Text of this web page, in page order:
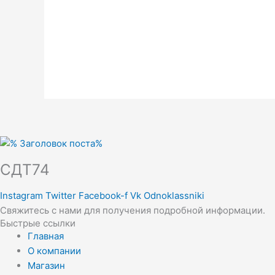
СДТ74
Instagram Twitter Facebook-f Vk Odnoklassniki
Свяжитесь с нами для получения подробной информации.
Быстрые ссылки
Главная
О компании
Магазин